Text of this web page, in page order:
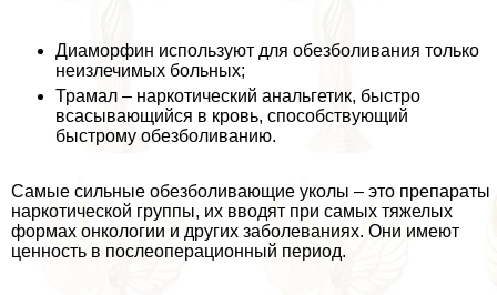
Диаморфин используют для обезболивания только
неизлечимых больных;
Трамал – наркотический aнaльгетик, быстро
всасывающийся в кровь, способствующий
быстрому обезболиванию.
Самые сильные обезболивающие уколы – это препараты
наркотической группы, их вводят при самых тяжелых
формах oнкoлoгии и других заболеваниях. Они имеют
ценность в послеоперационный период.